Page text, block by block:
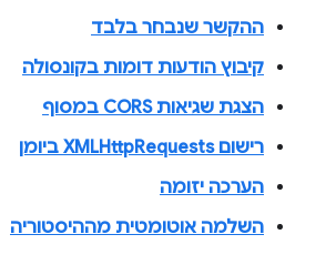
ההקשר שנבחר בלבד
קיבוץ הודעות דומות בקונסולה
הצגת שגיאות CORS במסוף
רישום XMLHttpRequests ביומן
הערכה יזומה
השלמה אוטומטית מההיסטוריה